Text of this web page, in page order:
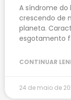
A síndrome
crescendo de
planeta.
esgotamento
CONTINUAR
24 de maio de